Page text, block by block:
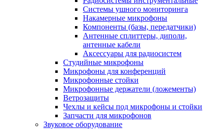
Системы ушного мониторинга
Накамерные микрофоны
Компоненты (базы, передатчики)
Антенные сплиттеры, диполи,
антенные кабели
Аксесcуары для радиосистем
Студийные микрофоны
Микрофоны для конференций
Микрофонные стойки
Микрофонные держатели (ложементы)
Ветрозащиты
Чехлы и кейсы под микрофоны и стойки
Запчасти для микрофонов
Звуковое оборудование